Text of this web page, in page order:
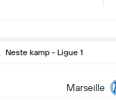
Neste kamp - Ligue 1
Marseille